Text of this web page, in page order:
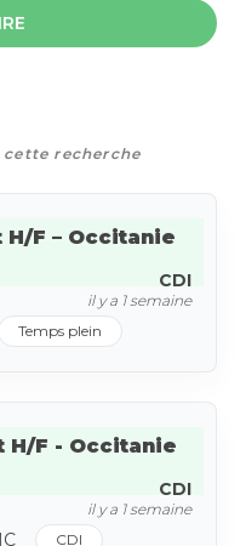
recherche
F – Occitanie
CDI
il y a 1 semaine
Temps plein
H/F - Occitanie
CDI
il y a 1 semaine
CDI